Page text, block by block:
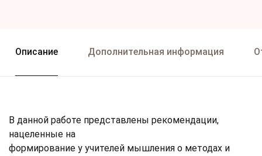
Описание Дополнительная информация
В данной работе представлены рекомендации,
нацеленные на
формирование у учителей мышления о методах и